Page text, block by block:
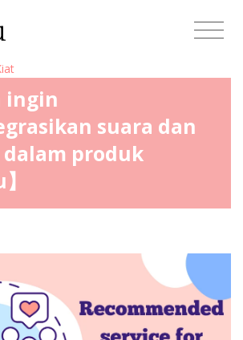
ingin
suara dan
dalam produk